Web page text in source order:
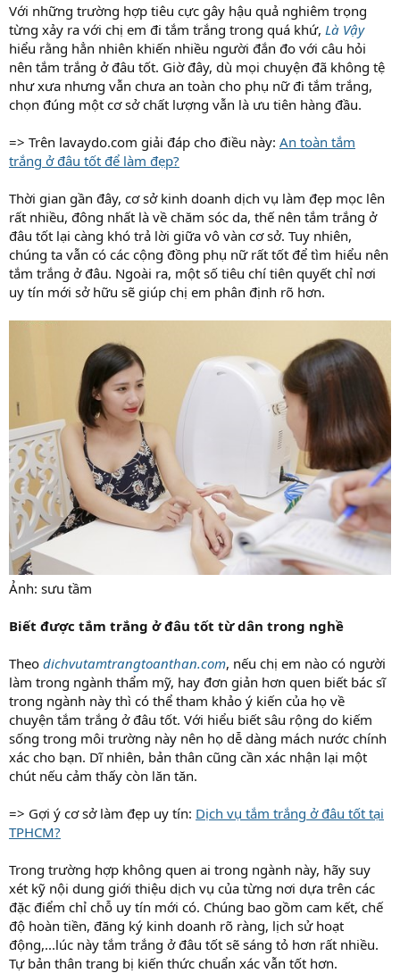
Với những trường hợp tiêu cực gây hậu quả nghiêm trọng
từng xảy ra với chị em đi tắm trắng trong quá khứ, Là Vậy
hiểu rằng hẳn nhiên khiến nhiều người đắn đo với câu hỏi
nên tắm trắng ở đâu tốt. Giờ đây, dù mọi chuyện đã không tệ
như xưa nhưng vẫn chưa an toàn cho phụ nữ đi tắm trắng,
chọn đúng một cơ sở chất lượng vẫn là ưu tiên hàng đầu.
=> Trên lavaydo.com giải đáp cho điều này: An toàn tắm
trắng ở đâu tốt để làm đẹp?
Thời gian gần đây, cơ sở kinh doanh dịch vụ làm đẹp mọc lên
rất nhiều, đông nhất là về chăm sóc da, thế nên tắm trắng ở
đâu tốt lại càng khó trả lời giữa vô vàn cơ sở. Tuy nhiên,
chúng ta vẫn có các cộng đồng phụ nữ rất tốt để tìm hiểu nên
tắm trắng ở đâu. Ngoài ra, một số tiêu chí tiên quyết chỉ nơi
uy tín mới sở hữu sẽ giúp chị em phân định rõ hơn.
Ảnh: sưu tầm
Biết được tắm trắng ở đâu tốt từ dân trong nghề
Theo dichvutamtrangtoanthan.com, nếu chị em nào có người
làm trong ngành thẩm mỹ, hay đơn giản hơn quen biết bác sĩ
trong ngành này thì có thể tham khảo ý kiến của họ về
chuyện tắm trắng ở đâu tốt. Với hiểu biết sâu rộng do kiếm
sống trong môi trường này nên họ dễ dàng mách nước chính
xác cho bạn. Dĩ nhiên, bản thân cũng cần xác nhận lại một
chút nếu cảm thấy còn lăn tăn.
=> Gợi ý cơ sở làm đẹp uy tín: Dịch vụ tắm trắng ở đâu tốt tại
TPHCM?
Trong trường hợp không quen ai trong ngành này, hãy suy
xét kỹ nội dung giới thiệu dịch vụ của từng nơi dựa trên các
đặc điểm chỉ chỗ uy tín mới có. Chúng bao gồm cam kết, chế
độ hoàn tiền, đăng ký kinh doanh rõ ràng, lịch sử hoạt
động,...lúc này tắm trắng ở đâu tốt sẽ sáng tỏ hơn rất nhiều.
Tự bản thân trang bị kiến thức chuẩn xác vẫn tốt hơn.